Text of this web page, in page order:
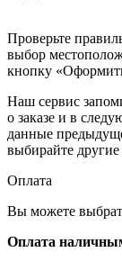
Проверьте
выбор
кнопку
Наш сервис
о заказе и в
данные
выбирайте
Оплата
Вы можете
Оплата